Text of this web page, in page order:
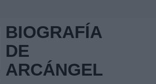
BIOGRAFÍA
DE
ARCÁNGEL